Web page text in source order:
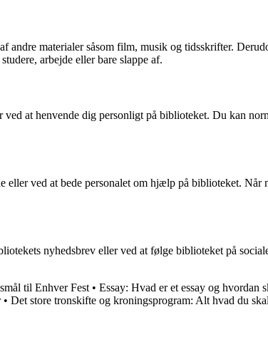
materialer såsom film, musik og tidsskrifter.
arbejde eller bare slappe af.
at henvende dig personligt på biblioteket. Du kan
ved at bede personalet om hjælp på biblioteket.
nyhedsbrev eller ved at følge biblioteket på
til Enhver Fest• Essay: Hvad er et essay og hvordan
• Det store tronskifte og kroningsprogram: Alt hvad du